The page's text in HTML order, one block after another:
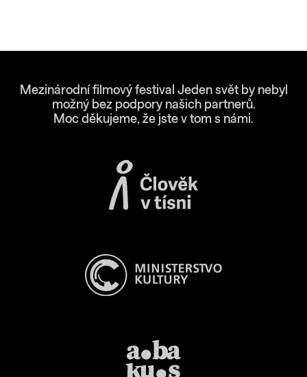
Mezinárodní filmový festival Jeden svět by nebyl
možný bez podpory našich partnerů.
Moc děkujeme, že jste v tom s námi.